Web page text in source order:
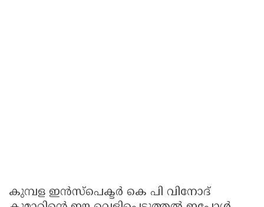
കുമ്പള ഇൻസ്‌പെക്ടർ കെ പി വിനോദ്